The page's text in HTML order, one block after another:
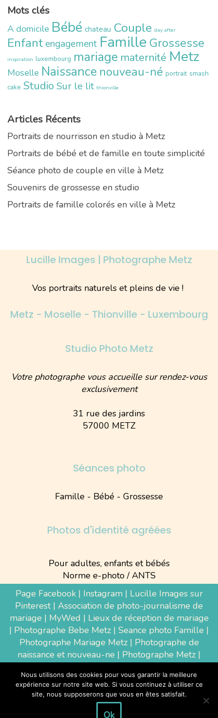
Mots clés
A domicile Bébé chateau Couple day after
Enfant engagement Famille Grossesse
inspiration luxembourg mariage maternité Metz
Moselle Naissance nouveau-né portrait smash
cake Studio Sur le lit thionville
Articles Récents
Portraits de nourrisson en studio à Metz
Portraits de bébé et de famille en toute simplicité
Séance photo de couple en ville à Metz
Souvenirs de grossesse en studio
Portraits de famille colorés en ville à Metz
Lucille Images | Photographe Metz
Vos portraits naturels et pleins de vie !
Metz - Moselle - Thionville - Luxembourg
Studio Photo Metz
Votre photographe vous accueille sur rendez-vous
exclusivement
31 rue des jardins
57000 METZ
Séances photo
Famille - Bébé - Grossesse
Photos d'identité agréées
Pour adultes, enfants et bébés
Norme e-photo / ANTS
Page Facebook| Instagram| Lucille Images sur
Pinterest| Association de photo-journalisme de
mariage | MyWed | Lieux de réception de mariage
| Photographe Bebe Metz | Seance photo Famille |
Photographe Mariage Metz| Photographe de
naissance et nouveau-ne | Photographe Metz |
Luxembourg|Photographe Thionville|
Photographe d'entreprise Metz
Tous droits réservés à la photographe Lucille
Nous utilisons des cookies pour vous garantir la meilleure
expérience sur notre site web. Si vous continuez à utiliser ce
site, nous supposerons que vous en êtes satisfait.
Ok